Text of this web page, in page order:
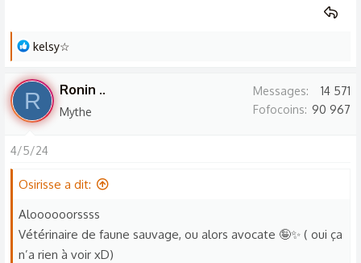
L
s
r
é
c
o
n
s
kelsy☆
R Ronin ..
Mythe
Messages
14 571
Fofocoins 90 967
4/5/24
Osirisse a dit:
Aloooooorssss
Vétérinaire de faune sauvage, ou alors avocate 🤪✨ ( oui ça
n’a rien à voir xD)